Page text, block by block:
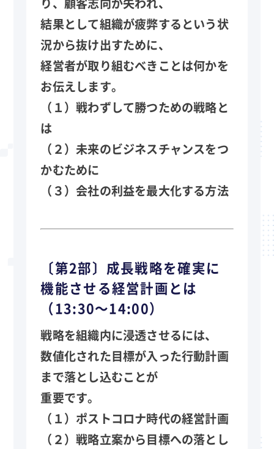
結果として組織が疲弊するという状
況から抜け出すために、
経営者が取り組むべきことは何かを
お伝えします。
（１）戦わずして勝つための戦略と
は
（２）未来のビジネスチャンスをつ
かむために
（３）会社の利益を最大化する方法
〔第2部〕成長戦略を確実に
機能させる経営計画とは
（13:30～14:00）
戦略を組織内に浸透させるには、
数値化された目標が入った行動計画
まで落とし込むことが
重要です。
（１）ポストコロナ時代の経営計画
（２）戦略立案から目標への落とし